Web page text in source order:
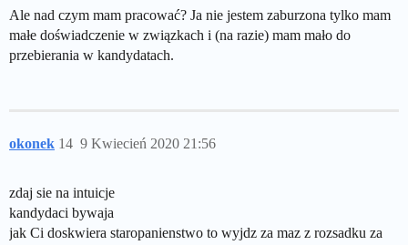
Ale nad czym mam pracować? Ja nie jestem zaburzona tylko mam
małe doświadczenie w związkach i (na razie) mam mało do
przebierania w kandydatach.
okonek 9 Kwiecień 2020 21:56
14
zdaj sie na intuicje
kandydaci bywaja
jak Ci doskwiera staropanienstwo to wyjdz za maz z rozsadku za